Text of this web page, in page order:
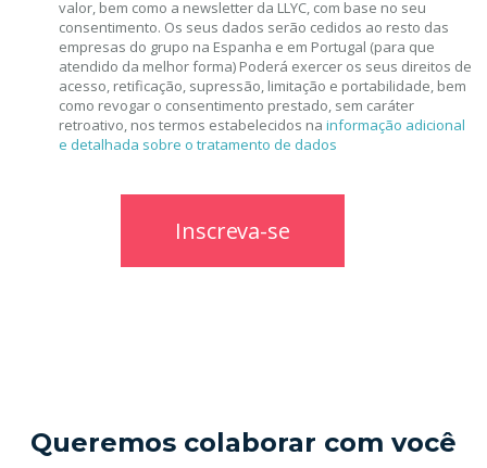
valor, bem como a newsletter da LLYC, com base no seu
consentimento. Os seus dados serão cedidos ao resto das
empresas do grupo na Espanha e em Portugal (para que
atendido da melhor forma) Poderá exercer os seus direitos de
acesso, retificação, supressão, limitação e portabilidade, bem
como revogar o consentimento prestado, sem caráter
retroativo, nos termos estabelecidos na informação adicional
e detalhada sobre o tratamento de dados
Queremos colaborar com você